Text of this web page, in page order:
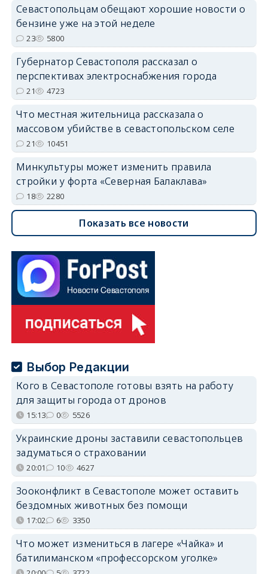
Севастопольцам обещают хорошие новости о
бензине уже на этой неделе
23 5800
Губернатор Севастополя рассказал о
перспективах электроснабжения города
21 4723
Что местная жительница рассказала о
массовом убийстве в севастопольском селе
21 10451
Минкультуры может изменить правила
стройки у форта «Северная Балаклава»
18 2280
Показать все новости
Выбор Редакции
Кого в Севастополе готовы взять на работу
для защиты города от дронов
15:13 0 5526
Украинские дроны заставили севастопольцев
задуматься о страховании
20:01 10 4627
Зооконфликт в Севастополе может оставить
бездомных животных без помощи
17:02 6 3350
Что может измениться в лагере «Чайка» и
батилиманском «профессорском уголке»